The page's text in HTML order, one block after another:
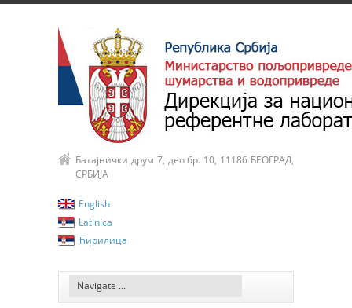
Батајнички друм 7, део бр. 10, 11186 БЕОГРАД,
СРБИЈА
English
Latinica
Ћирилица